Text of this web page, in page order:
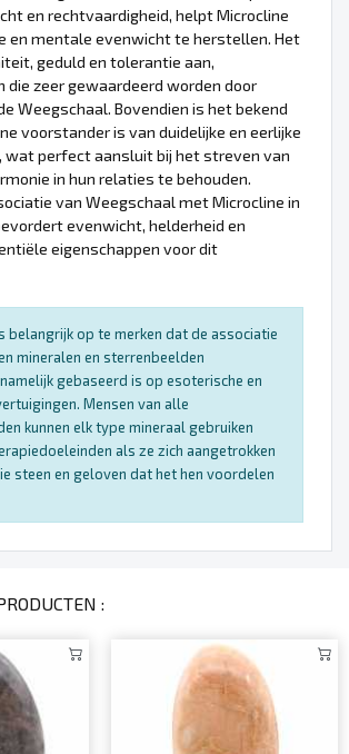
en rechtvaardigheid, helpt Microcline
en mentale evenwicht te herstellen. Het
geduld en tolerantie aan,
die zeer gewaardeerd worden door
Weegschaal. Bovendien is het bekend
voorstander is van duidelijke en eerlijke
wat perfect aansluit bij het streven van
in hun relaties te behouden.
van Weegschaal met Microcline in
evenwicht, helderheid en
eigenschappen voor dit
belangrijk op te merken dat de associatie
mineralen en sterrenbeelden
gebaseerd is op esoterische en
Mensen van alle
kunnen elk type mineraal gebruiken
als ze zich aangetrokken
steen en geloven dat het hen voordelen
: